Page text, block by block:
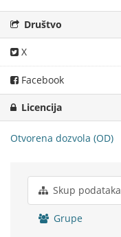
Društvo
X
Facebook
Licencija
Otvorena dozvola (OD)
Skup podataka
Grupe